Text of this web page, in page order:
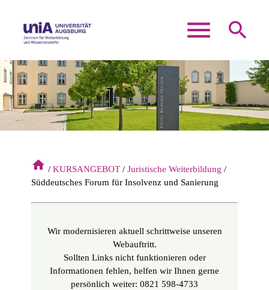
menu search
Suchbegriffe SUCHEN
home KURSANGEBOT
Juristische Weiterbildung
Süddeutsches Forum für Insolvenz und Sanierung
Wir modernisieren aktuell schrittweise unseren
Webauftritt.
Sollten Links nicht funktionieren oder
Informationen fehlen, helfen wir Ihnen gerne
persönlich weiter: 0821 598-4733